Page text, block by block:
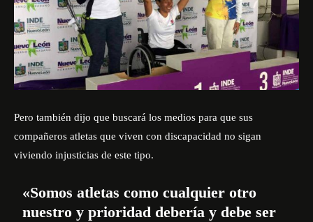
Pero también dijo que buscará los medios para que sus
compañeros atletas que viven con discapacidad no sigan
viviendo injusticias de este tipo.
«Somos atletas como cualquier otro
nuestro y prioridad debería y debe ser